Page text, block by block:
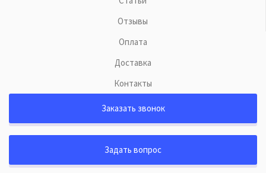
Отзывы
Оплата
Доставка
Контакты
Заказать звонок
Задать вопрос